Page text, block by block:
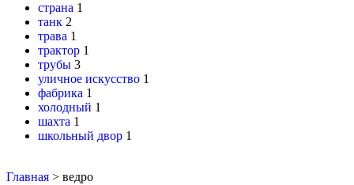
страна 1
танк 2
трава 1
трактор 1
трубы 3
уличное искусство 1
фабрика 1
холодный 1
шахта 1
школьный двор 1
Главная > ведро